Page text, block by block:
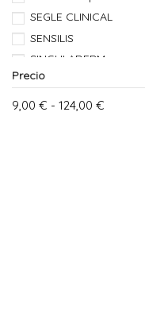
SEGLE CLINICAL
SENSILIS
SINGULADERM
SKINCEUTICALS
SVR
Precio
9,00 € - 124,00 €